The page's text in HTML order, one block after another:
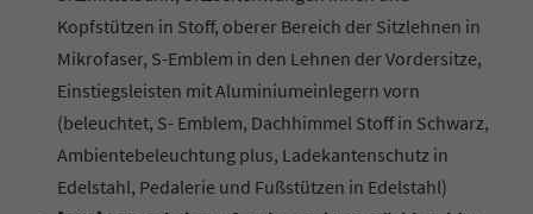
Kopfstützen in Stoff, oberer Bereich der Sitzlehnen in
Mikrofaser, S-Emblem in den Lehnen der Vordersitze,
Einstiegsleisten mit Aluminiumeinlegern vorn
(beleuchtet, S- Emblem, Dachhimmel Stoff in Schwarz,
Ambientebeleuchtung plus, Ladekantenschutz in
Edelstahl, Pedalerie und Fußstützen in Edelstahl)